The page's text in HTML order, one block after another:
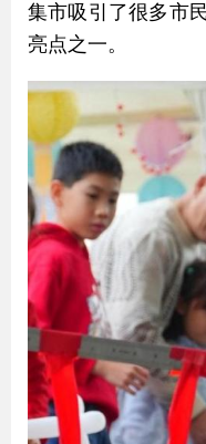
集市吸引了很多市
亮点之一。